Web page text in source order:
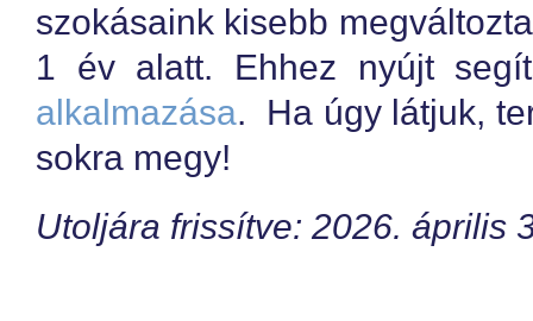
szokásaink kisebb
1 év alatt. Ehhez nyújt
alkalmazása. Ha úgy látjuk,
sokra megy!
Utoljára frissítve: 2026. április